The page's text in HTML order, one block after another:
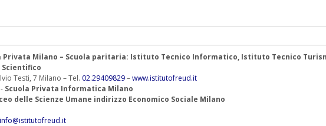
Privata Milano – Scuola paritaria: Istituto Tecnico Informatico, Istituto Tecnico
Scientifico
Testi, 7 Milano – Tel. 02.29409829–www.istitutofreud.it
- Scuola Privata Informatica Milano
delle Scienze Umane indirizzo Economico Sociale Milano
info@istitutofreud.it